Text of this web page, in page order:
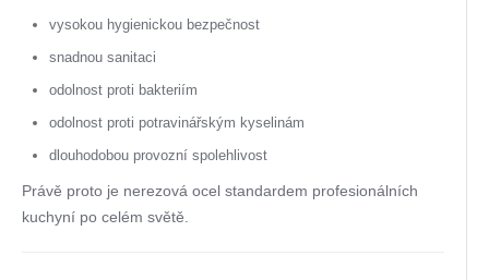
vysokou hygienickou bezpečnost
snadnou sanitaci
odolnost proti bakteriím
odolnost proti potravinářským kyselinám
dlouhodobou provozní spolehlivost
Právě proto je nerezová ocel standardem profesionálních
kuchyní po celém světě.